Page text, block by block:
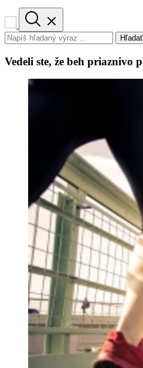
Hľadať
Vedeli ste, že beh priaznivo